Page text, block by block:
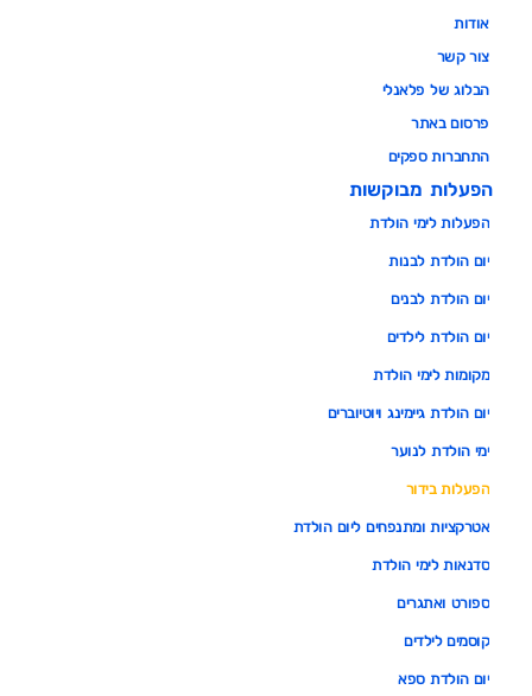
אודות
צור קשר
הבלוג של פלאנלי
פרסום באתר
התחברות ספקים
הפעלות מבוקשות
הפעלות לימי הולדת
יום הולדת לבנות
יום הולדת לבנים
יום הולדת לילדים
מקומות לימי הולדת
יום הולדת גיימינג ויוטיוברים
ימי הולדת לנוער
הפעלות בידור
אטרקציות ומתנפחים ליום הולדת
סדנאות לימי הולדת
ספורט ואתגרים
קוסמים לילדים
יום הולדת ספא